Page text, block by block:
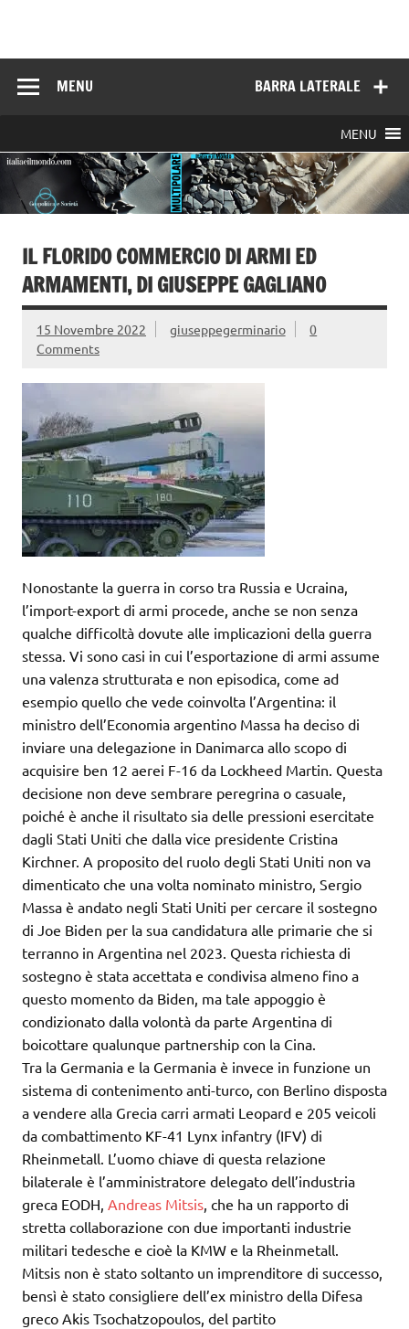
BARRA LATERALE
MENU
MENU
IL FLORIDO COMMERCIO DI ARMI ED
ARMAMENTI, DI GIUSEPPE GAGLIANO
15 Novembre 2022 giuseppegerminario
0
Comments
Nonostante la guerra in corso tra Russia e Ucraina,
l’import-export di armi procede, anche se non senza
qualche difficoltà dovute alle implicazioni della guerra
stessa. Vi sono casi in cui l’esportazione di armi assume
una valenza strutturata e non episodica, come ad
esempio quello che vede coinvolta l’Argentina: il
ministro dell’Economia argentino Massa ha deciso di
inviare una delegazione in Danimarca allo scopo di
acquisire ben 12 aerei F-16 da Lockheed Martin. Questa
decisione non deve sembrare peregrina o casuale,
poiché è anche il risultato sia delle pressioni esercitate
dagli Stati Uniti che dalla vice presidente Cristina
Kirchner. A proposito del ruolo degli Stati Uniti non va
dimenticato che una volta nominato ministro, Sergio
Massa è andato negli Stati Uniti per cercare il sostegno
di Joe Biden per la sua candidatura alle primarie che si
terranno in Argentina nel 2023. Questa richiesta di
sostegno è stata accettata e condivisa almeno fino a
questo momento da Biden, ma tale appoggio è
condizionato dalla volontà da parte Argentina di
boicottare qualunque partnership con la Cina.
Tra la Germania e la Germania è invece in funzione un
sistema di contenimento anti-turco, con Berlino disposta
a vendere alla Grecia carri armati Leopard e 205 veicoli
da combattimento KF-41 Lynx infantry (IFV) di
Rheinmetall. L’uomo chiave di questa relazione
bilaterale è l’amministratore delegato dell’industria
greca EODH, Andreas Mitsis, che ha un rapporto di
stretta collaborazione con due importanti industrie
militari tedesche e cioè la KMW e la Rheinmetall.
Mitsis non è stato soltanto un imprenditore di successo,
bensì è stato consigliere dell’ex ministro della Difesa
greco Akis Tsochatzopoulos, del partito